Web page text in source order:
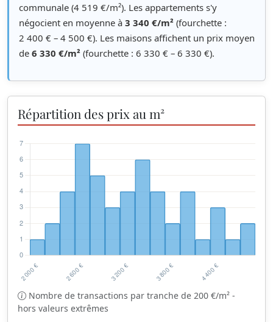
communale (4 519 €/m²). Les appartements s'y
négocient en moyenne à 3 340 €/m² (fourchette :
2 400 € – 4 500 €). Les maisons affichent un prix moyen
de 6 330 €/m² (fourchette : 6 330 € – 6 330 €).
Répartition des prix au m²
Nombre de transactions par tranche de 200 €/m² -
hors valeurs extrêmes